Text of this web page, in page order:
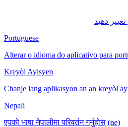
Portuguese
Alterar o idioma do aplicativo para
Kreyòl Ayisyen
Chanje lang aplikasyon an an kreyòl
Nepali
एपको भाषा नेपालीमा परिवर्तन गर्नुहोस् (ne)